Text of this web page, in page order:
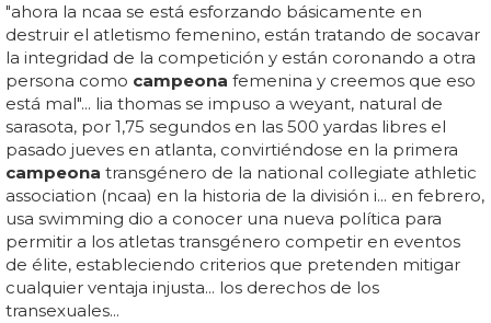
"ahora la ncaa se está esforzando básicamente en
destruir el atletismo femenino, están tratando de socavar
la integridad de la competición y están coronando a otra
persona como campeona femenina y creemos que eso
está mal"... lia thomas se impuso a weyant, natural de
sarasota, por 1,75 segundos en las 500 yardas libres el
pasado jueves en atlanta, convirtiéndose en la primera
campeona transgénero de la national collegiate athletic
association (ncaa) en la historia de la división i... en febrero,
usa swimming dio a conocer una nueva política para
permitir a los atletas transgénero competir en eventos
de élite, estableciendo criterios que pretenden mitigar
cualquier ventaja injusta... los derechos de los
transexuales...